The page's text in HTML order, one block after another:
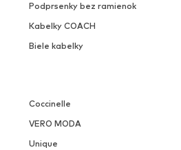
Podprsenky bez ramienok
Kabelky COACH
Biele kabelky
Coccinelle
VERO MODA
Unique